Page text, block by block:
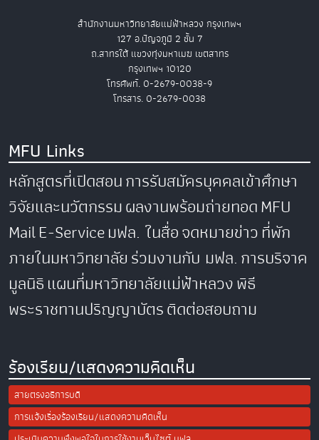
สำนักงานมหาวิทยาลัยแม่ฟ้าหลวง กรุงเทพฯ
127 อ.ปัญจภูมิ 2 ชั้น 7
ถ.สาทรใต้ แขวงทุ่งมหาเมฆ เขตสาทร
กรุงเทพฯ 10120
โทรศัพท์. 0-2679-0038-9
โทรสาร. 0-2679-0038
MFU Links
หลักสูตรที่เปิดสอนการรับสมัครบุคคลเข้าศึกษา
วิจัยและนวัตกรรมผลงานพร้อมถ่ายทอดMFU
MailE-Serviceมฟล. ในสื่อจดหมายข่าวที่พัก
ภายในมหาวิทยาลัยร่วมงานกับ มฟล.การบริจาค
มูลนิธิแผนที่มหาวิทยาลัยแม่ฟ้าหลวงพิธี
พระราชทานปริญญาบัตรติดต่อสอบถาม
ร้องเรียน/แสดงความคิดเห็น
สายตรงอธิการบดี
การแจ้งเรื่องร้องเรียน/แสดงความคิดเห็น